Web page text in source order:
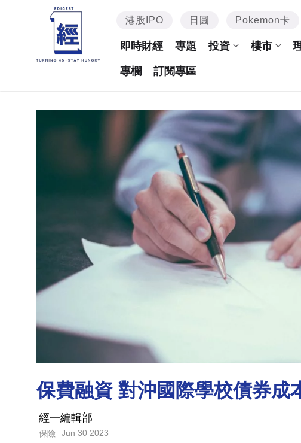
港股IPO 日圓 Pokemon卡
即時財經 專題 投資 樓市
專欄 訂閱專區
保費融資 對沖國際學校債券成
經一編輯部
保險 Jun 30 2023